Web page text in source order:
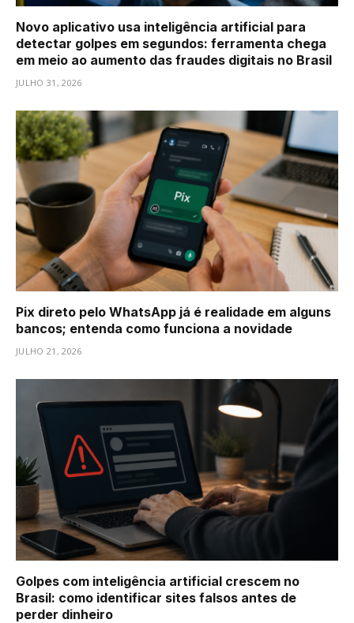
Novo aplicativo usa inteligência artificial para
detectar golpes em segundos: ferramenta chega
em meio ao aumento das fraudes digitais no Brasil
JULHO 31, 2026
Pix direto pelo WhatsApp já é realidade em alguns
bancos; entenda como funciona a novidade
JULHO 21, 2026
Golpes com inteligência artificial crescem no
Brasil: como identificar sites falsos antes de
perder dinheiro